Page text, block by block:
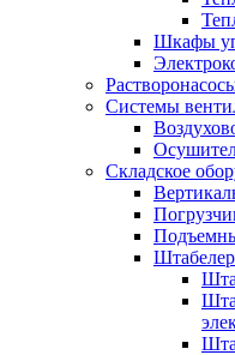
Шкафы
Системы
Складское